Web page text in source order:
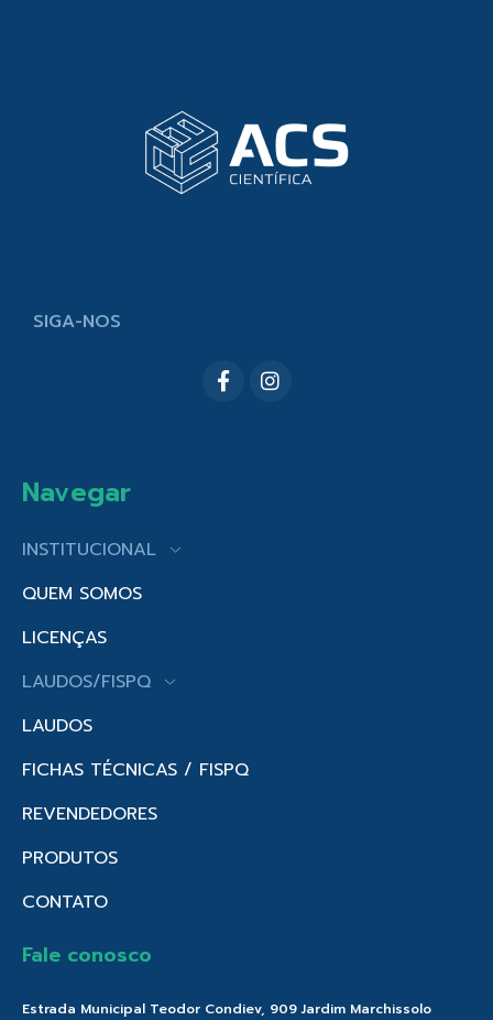
SIGA-NOS
Navegar
INSTITUCIONAL
QUEM SOMOS
LICENÇAS
LAUDOS/FISPQ
LAUDOS
FICHAS TÉCNICAS / FISPQ
REVENDEDORES
PRODUTOS
CONTATO
Fale conosco
Estrada Municipal Teodor Condiev, 909 Jardim Marchissolo